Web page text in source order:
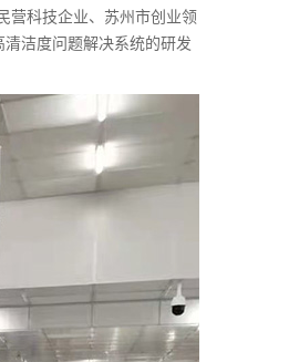
营科技企业、苏州市创业领
洁度问题解决系统的研发